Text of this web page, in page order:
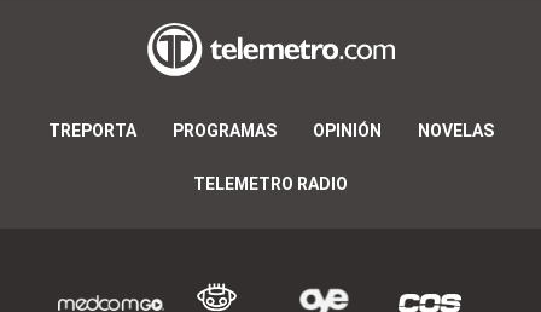
TREPORTA PROGRAMAS OPINIÓN NOVELAS
TELEMETRO RADIO